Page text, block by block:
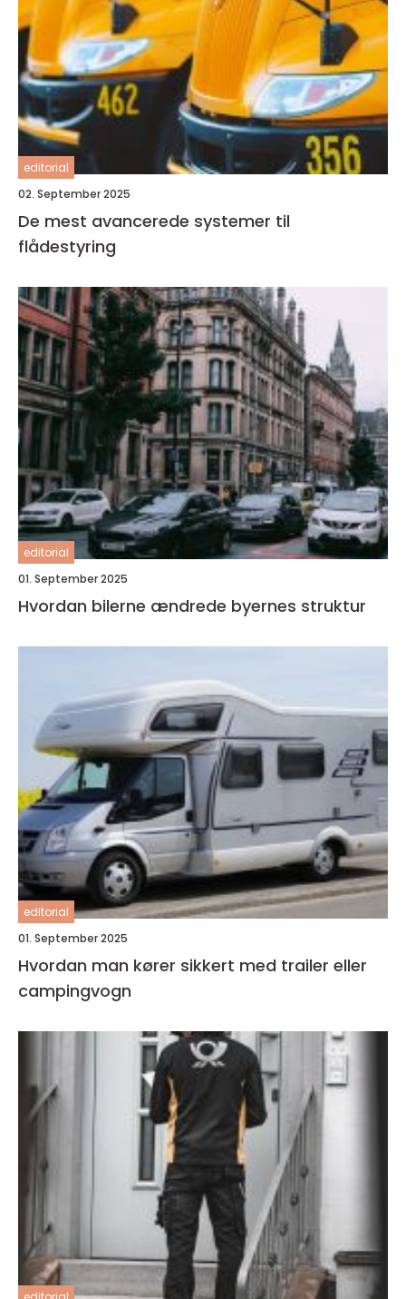
editorial
02. September 2025
De mest avancerede systemer til
flådestyring
editorial
01. September 2025
Hvordan bilerne ændrede byernes struktur
editorial
01. September 2025
Hvordan man kører sikkert med trailer eller
campingvogn